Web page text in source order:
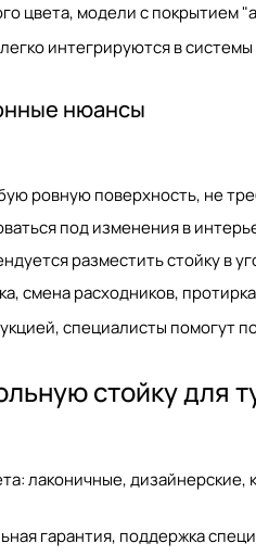
цвета, модели с покрытием
интегрируются в
нюансы
ровную поверхность, не
под изменения в
разместить стойку в
смена расходников,
специалисты помогут
стойку для
: лаконичные,
гарантия, поддержка